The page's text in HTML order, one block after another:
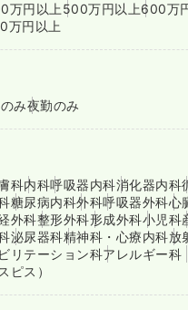
万円以上 500万円以上600万
万円以上
み夜勤のみ
科内科呼吸器内科消化器内科
糖尿病内科外科呼吸器外科心
外科整形外科形成外科小児科
泌尿器科精神科・心療内科放
リテーション科アレルギー科
ピス）